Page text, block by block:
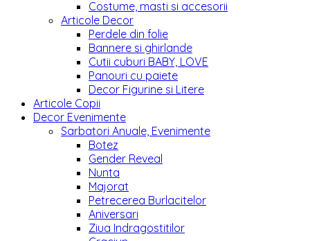
Costume, masti si accesorii
Articole Decor
Perdele din folie
Bannere si ghirlande
Cutii cuburi BABY, LOVE
Panouri cu paiete
Decor Figurine si Litere
Articole Copii
Decor Evenimente
Sarbatori Anuale, Evenimente
Botez
Gender Reveal
Nunta
Majorat
Petrecerea Burlacitelor
Aniversari
Ziua Indragostitilor